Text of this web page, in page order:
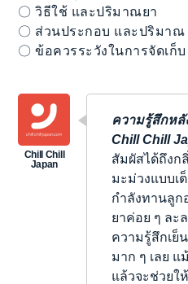
〇 วิธีใช้ และปริมาณยา
〇 ส่วนประกอบ และปริมาณ
〇 ข้อควรระวังในการจัดเก็
ความรู้สึกห
Chill Chill
สัมผัสได้ถึงก
มะม่วงแบบเ
กำลังทานลูก
ยาค่อย ๆ ละ
ความรู้สึกเย็
มาก ๆ เลย
แล้วจะช่วยใ